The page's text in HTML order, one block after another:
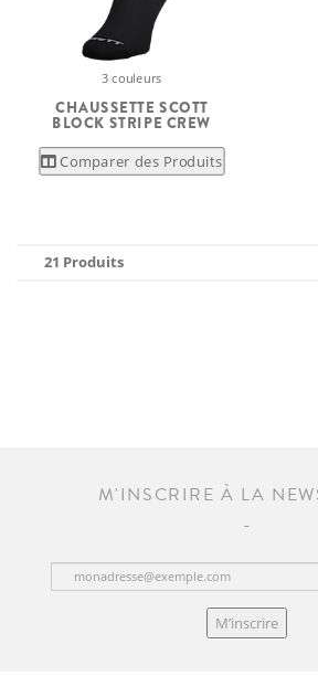
3 couleurs
CHAUSSETTE SCOTT
BLOCK STRIPE CREW
Comparer des Produits
21 Produits
M'INSCRIRE À LA
M’inscrire